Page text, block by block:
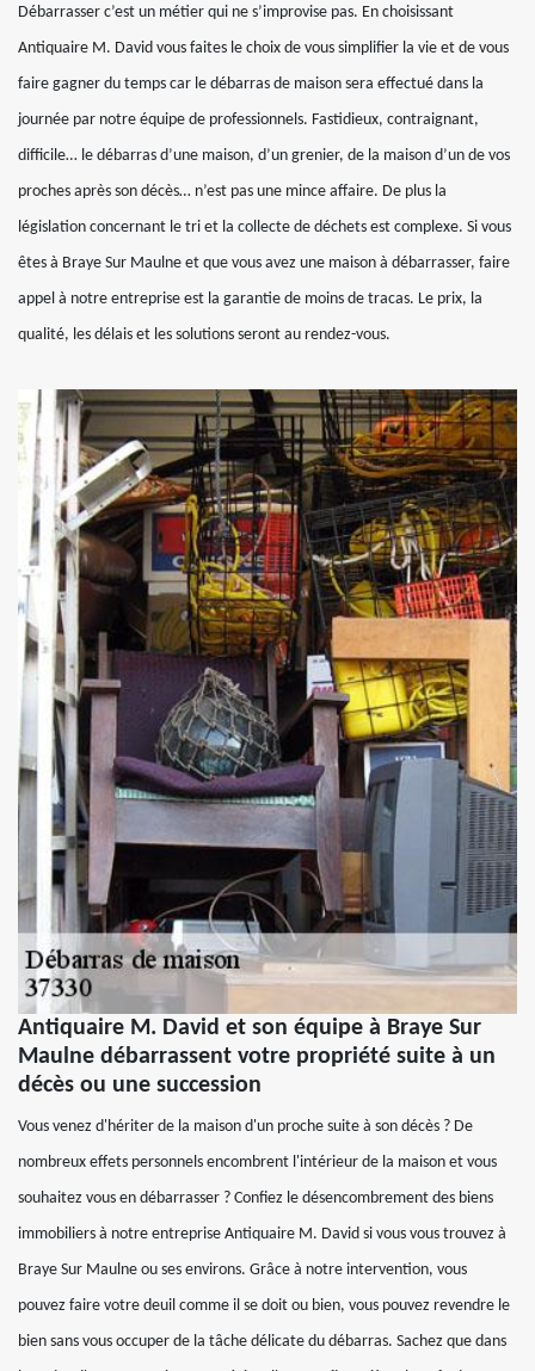
Débarrasser c’est un métier qui ne s’improvise pas. En choisissant
Antiquaire M. David vous faites le choix de vous simplifier la vie et de vous
faire gagner du temps car le débarras de maison sera effectué dans la
journée par notre équipe de professionnels. Fastidieux, contraignant,
difficile… le débarras d’une maison, d’un grenier, de la maison d’un de vos
proches après son décès… n’est pas une mince affaire. De plus la
législation concernant le tri et la collecte de déchets est complexe. Si vous
êtes à Braye Sur Maulne et que vous avez une maison à débarrasser, faire
appel à notre entreprise est la garantie de moins de tracas. Le prix, la
qualité, les délais et les solutions seront au rendez-vous.
Antiquaire M. David et son équipe à Braye Sur
Maulne débarrassent votre propriété suite à un
décès ou une succession
Vous venez d'hériter de la maison d'un proche suite à son décès ? De
nombreux effets personnels encombrent l'intérieur de la maison et vous
souhaitez vous en débarrasser ? Confiez le désencombrement des biens
immobiliers à notre entreprise Antiquaire M. David si vous vous trouvez à
Braye Sur Maulne ou ses environs. Grâce à notre intervention, vous
pouvez faire votre deuil comme il se doit ou bien, vous pouvez revendre le
bien sans vous occuper de la tâche délicate du débarras. Sachez que dans